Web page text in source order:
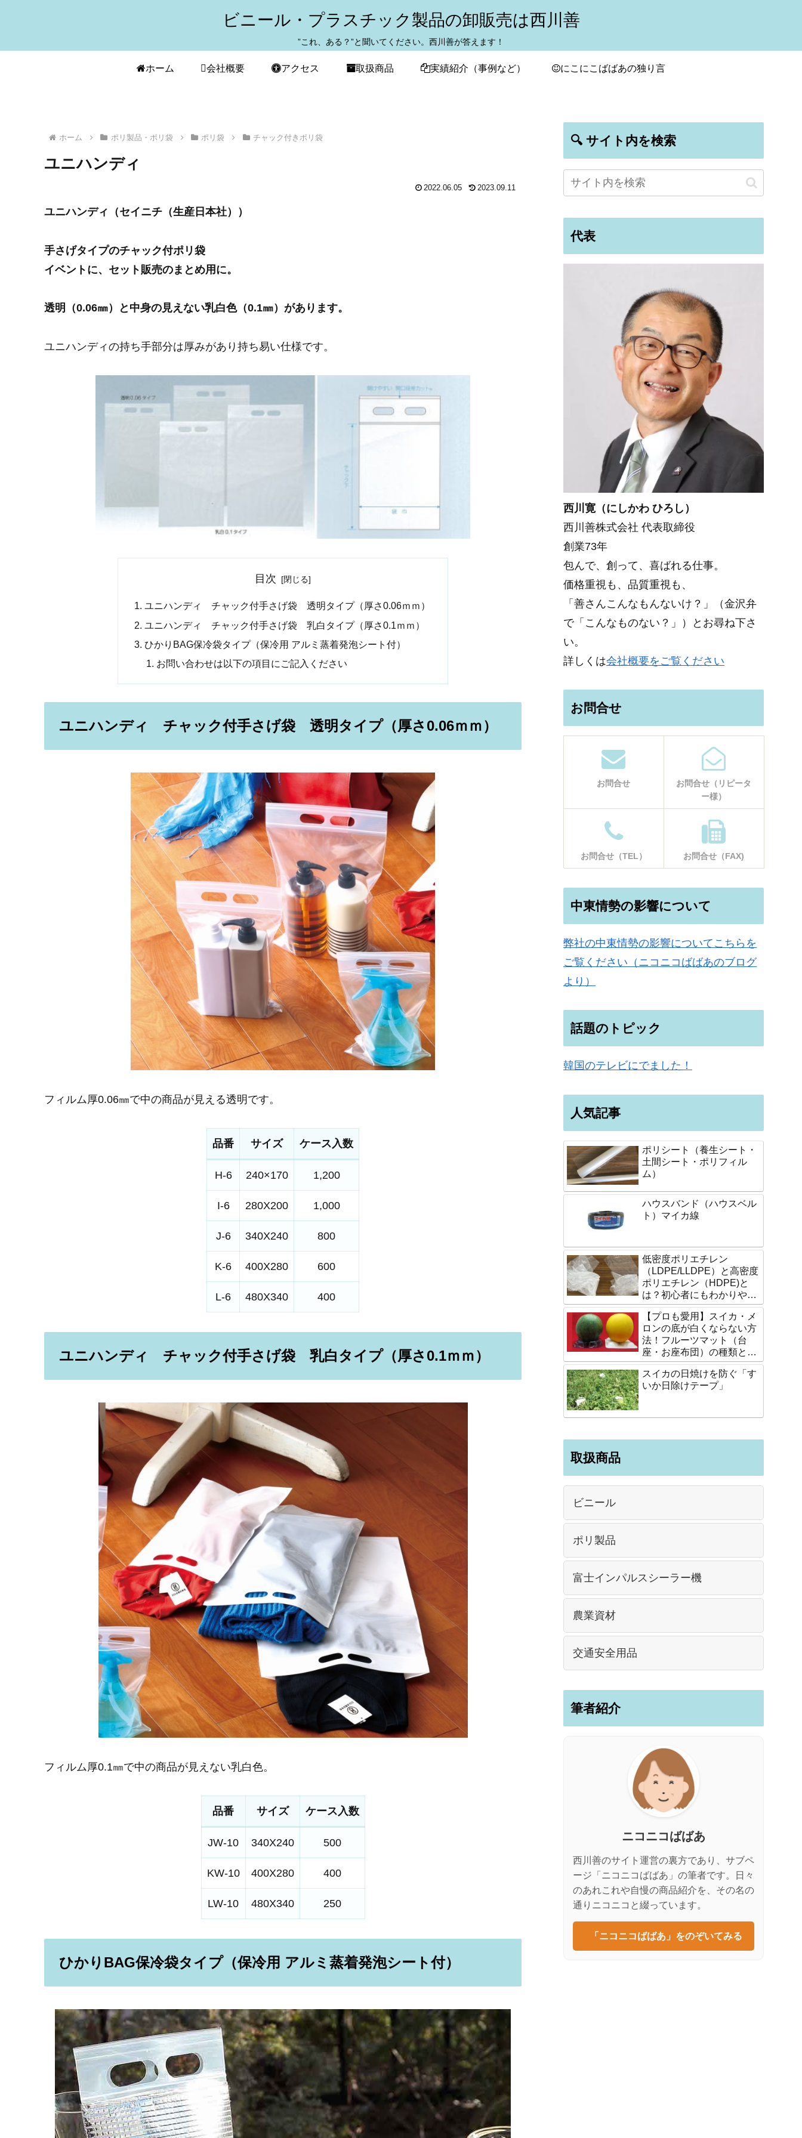
ビニール・プラスチック製品の卸販売は西川善
”これ、ある？”と聞いてください。西川善が答えます！
ホーム 会社概要 アクセス 取扱商品 実績紹介（事例など） にこにこばばあの独り言
ホーム ポリ製品・ポリ袋 ポリ袋 チャック付きポリ袋
ユニハンディ
2022.06.05 2023.09.11
ユニハンディ（セイニチ（生産日本社））
手さげタイプのチャック付ポリ袋
イベントに、セット販売のまとめ用に。
透明（0.06㎜）と中身の見えない乳白色（0.1㎜）があります。
ユニハンディの持ち手部分は厚みがあり持ち易い仕様です。
目次
ユニハンディ チャック付手さげ袋 透明タイプ（厚さ0.06ｍｍ）
ユニハンディ チャック付手さげ袋 乳白タイプ（厚さ0.1ｍｍ）
ひかりBAG保冷袋タイプ（保冷用 アルミ蒸着発泡シート付）
お問い合わせは以下の項目にご記入ください
ユニハンディ チャック付手さげ袋 透明タイプ（厚さ0.06ｍｍ）
フィルム厚0.06㎜で中の商品が見える透明です。
品番 サイズ ケース入数
H-6 240×170 1,200
I-6 280X200 1,000
J-6 340X240 800
K-6 400X280 600
L-6 480X340 400
ユニハンディ チャック付手さげ袋 乳白タイプ（厚さ0.1ｍｍ）
フィルム厚0.1㎜で中の商品が見えない乳白色。
品番 サイズ ケース入数
JW-10 340X240 500
KW-10 400X280 400
LW-10 480X340 250
ひかりBAG保冷袋タイプ（保冷用 アルミ蒸着発泡シート付）
🔍 サイト内を検索
代表
西川寛（にしかわ ひろし）
西川善株式会社 代表取締役
創業73年
包んで、創って、喜ばれる仕事。
価格重視も、品質重視も、
「善さんこんなもんないけ？」（金沢弁
で「こんなものない？」）とお尋ね下さ
い。
詳しくは会社概要をご覧ください
お問合せ
お問合せ
お問合せ（リピータ
ー様）
お問合せ（TEL） お問合せ（FAX)
中東情勢の影響について
弊社の中東情勢の影響についてこちらを
ご覧ください（ニコニコばばあのブログ
より）
話題のトピック
韓国のテレビにでました！
人気記事
ポリシート（養生シート・
土間シート・ポリフィル
ム）
ハウスバンド（ハウスベル
ト）マイカ線
低密度ポリエチレン
（LDPE/LLDPE）と高密度
ポリエチレン（HDPE)と
は？初心者にもわかりやす
く説明します。
【プロも愛用】スイカ・メ
ロンの底が白くならない方
法！フルーツマット（台
座・お座布団）の種類と選
び方
スイカの日焼けを防ぐ「す
いか日除けテープ」
取扱商品
ビニール
ポリ製品
富士インパルスシーラー機
農業資材
交通安全用品
筆者紹介
ニコニコばばあ
西川善のサイト運営の裏方であり、サブペ
ージ「ニコニコばばあ」の筆者です。日々
のあれこれや自慢の商品紹介を、その名の
通りニコニコと綴っています。
「ニコニコばばあ」をのぞいてみる